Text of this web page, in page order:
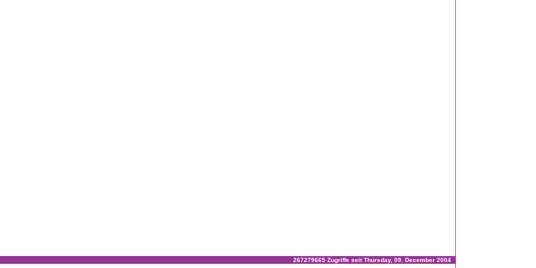
267279665 Zugriffe seit Thursday, 09. December 2004